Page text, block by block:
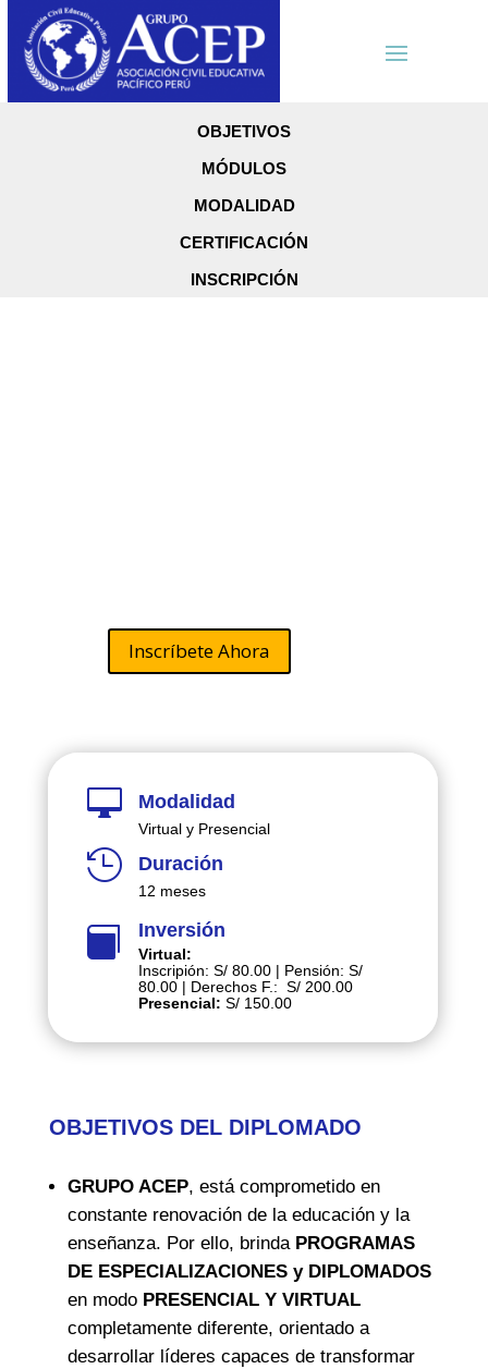
OBJETIVOS
MÓDULOS
MODALIDAD
CERTIFICACIÓN
INSCRIPCIÓN
Inscríbete Ahora
 Modalidad
Virtual y Presencial
 Duración
12 meses
 Inversión
Virtual:
Inscripión: S/ 80.00 | Pensión: S/
80.00 | Derechos F.: S/ 200.00
Presencial: S/ 150.00
OBJETIVOS DEL DIPLOMADO
GRUPO ACEP, está comprometido en
constante renovación de la educación y la
enseñanza. Por ello, brinda PROGRAMAS
DE ESPECIALIZACIONES y DIPLOMADOS
en modo PRESENCIAL Y VIRTUAL
completamente diferente, orientado a
desarrollar líderes capaces de transformar